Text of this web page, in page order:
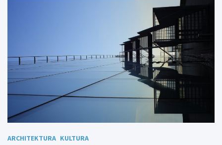
ARCHITEKTURA KULTURA